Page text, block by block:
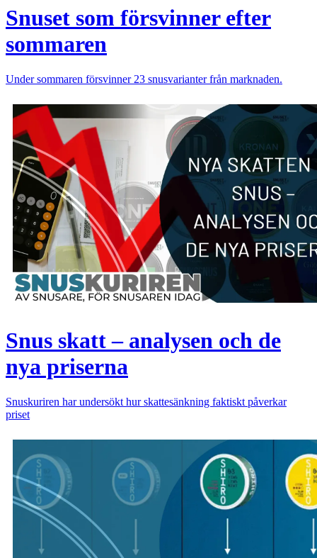
Snuset som försvinner efter
sommaren
Under sommaren försvinner 23 snusvarianter från marknaden.
Snus skatt – analysen och de
nya priserna
Snuskuriren har undersökt hur skattesänkning faktiskt påverkar
priset